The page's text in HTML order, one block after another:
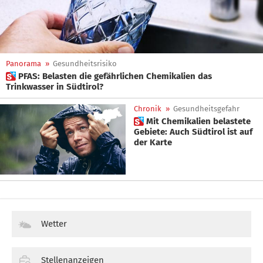
Panorama » Gesundheitsrisiko
 PFAS: Belasten die gefährlichen Chemikalien das
Trinkwasser in Südtirol?
Chronik » Gesundheitsgefahr
 Mit Chemikalien belastete
Gebiete: Auch Südtirol ist auf
der Karte
Wetter
Stellenanzeigen